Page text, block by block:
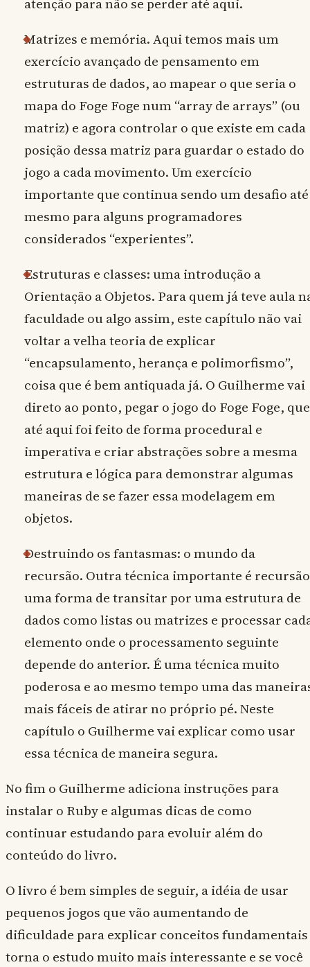
Matrizes e memória. Aqui temos mais um
exercício avançado de pensamento em
estruturas de dados, ao mapear o que seria o
mapa do Foge Foge num “array de arrays” (ou
matriz) e agora controlar o que existe em cada
posição dessa matriz para guardar o estado do
jogo a cada movimento. Um exercício
importante que continua sendo um desafio até
mesmo para alguns programadores
considerados “experientes”.
Estruturas e classes: uma introdução a
Orientação a Objetos. Para quem já teve aula
faculdade ou algo assim, este capítulo não vai
voltar a velha teoria de explicar
“encapsulamento, herança e polimorfismo”,
coisa que é bem antiquada já. O Guilherme vai
direto ao ponto, pegar o jogo do Foge Foge, que
até aqui foi feito de forma procedural e
imperativa e criar abstrações sobre a mesma
estrutura e lógica para demonstrar algumas
maneiras de se fazer essa modelagem em
objetos.
Destruindo os fantasmas: o mundo da
recursão. Outra técnica importante é
uma forma de transitar por uma estrutura de
dados como listas ou matrizes e processar
elemento onde o processamento seguinte
depende do anterior. É uma técnica muito
poderosa e ao mesmo tempo uma das
mais fáceis de atirar no próprio pé. Neste
capítulo o Guilherme vai explicar como usar
essa técnica de maneira segura.
No fim o Guilherme adiciona instruções para
instalar o Ruby e algumas dicas de como
continuar estudando para evoluir além do
conteúdo do livro.
O livro é bem simples de seguir, a idéia de usar
pequenos jogos que vão aumentando de
dificuldade para explicar conceitos fundamentais
torna o estudo muito mais interessante e se você